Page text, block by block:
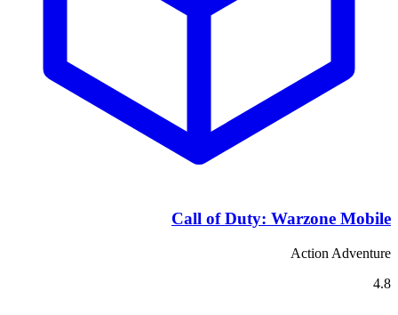
Call of Duty: Warzone Mobile
Action Adventure
4.8